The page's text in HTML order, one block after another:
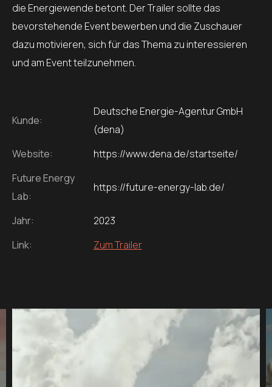
die Energiewende betont. Der Trailer sollte das
bevorstehende Event bewerben und die Zuschauer
dazu motivieren, sich für das Thema zu interessieren
und am Event teilzunehmen.
Kunde:
Deutsche Energie-Agentur GmbH
(dena)
Website:
https://www.dena.de/startseite/
Future Energy
Lab:
https://future-energy-lab.de/
Jahr:
2023
Link:
Zum Trailer